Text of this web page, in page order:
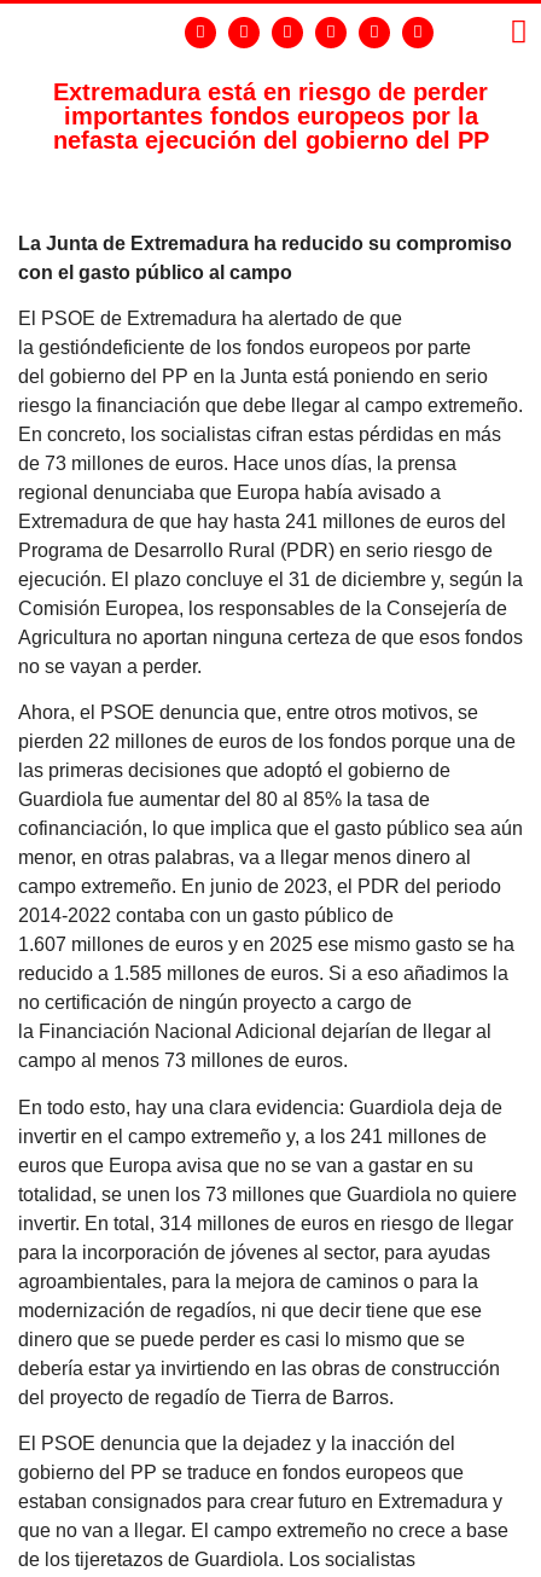
Extremadura está en riesgo de perder
importantes fondos europeos por la
nefasta ejecución del gobierno del PP
La Junta de Extremadura ha reducido su compromiso
con el gasto público al campo
El PSOE de Extremadura ha alertado de que
la gestióndeficiente de los fondos europeos por parte
del gobierno del PP en la Junta está poniendo en serio
riesgo la financiación que debe llegar al campo extremeño.
En concreto, los socialistas cifran estas pérdidas en más
de 73 millones de euros. Hace unos días, la prensa
regional denunciaba que Europa había avisado a
Extremadura de que hay hasta 241 millones de euros del
Programa de Desarrollo Rural (PDR) en serio riesgo de
ejecución. El plazo concluye el 31 de diciembre y, según la
Comisión Europea, los responsables de la Consejería de
Agricultura no aportan ninguna certeza de que esos fondos
no se vayan a perder.
Ahora, el PSOE denuncia que, entre otros motivos, se
pierden 22 millones de euros de los fondos porque una de
las primeras decisiones que adoptó el gobierno de
Guardiola fue aumentar del 80 al 85% la tasa de
cofinanciación, lo que implica que el gasto público sea aún
menor, en otras palabras, va a llegar menos dinero al
campo extremeño. En junio de 2023, el PDR del periodo
2014-2022 contaba con un gasto público de
1.607 millones de euros y en 2025 ese mismo gasto se ha
reducido a 1.585 millones de euros. Si a eso añadimos la
no certificación de ningún proyecto a cargo de
la Financiación Nacional Adicional dejarían de llegar al
campo al menos 73 millones de euros.
En todo esto, hay una clara evidencia: Guardiola deja de
invertir en el campo extremeño y, a los 241 millones de
euros que Europa avisa que no se van a gastar en su
totalidad, se unen los 73 millones que Guardiola no quiere
invertir. En total, 314 millones de euros en riesgo de llegar
para la incorporación de jóvenes al sector, para ayudas
agroambientales, para la mejora de caminos o para la
modernización de regadíos, ni que decir tiene que ese
dinero que se puede perder es casi lo mismo que se
debería estar ya invirtiendo en las obras de construcción
del proyecto de regadío de Tierra de Barros.
El PSOE denuncia que la dejadez y la inacción del
gobierno del PP se traduce en fondos europeos que
estaban consignados para crear futuro en Extremadura y
que no van a llegar. El campo extremeño no crece a base
de los tijeretazos de Guardiola. Los socialistas